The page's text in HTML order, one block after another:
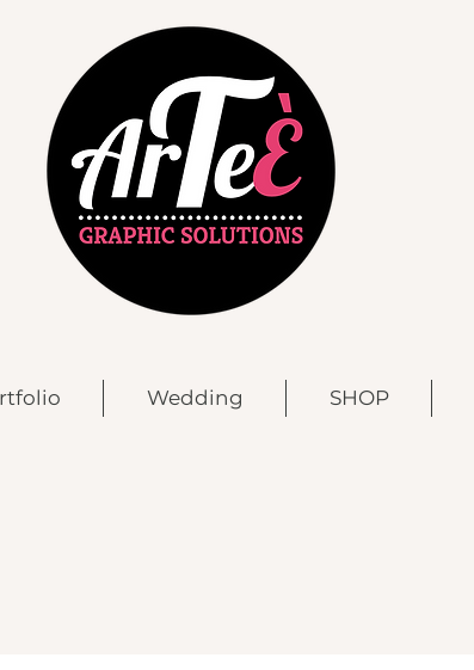
Wedding SHOP